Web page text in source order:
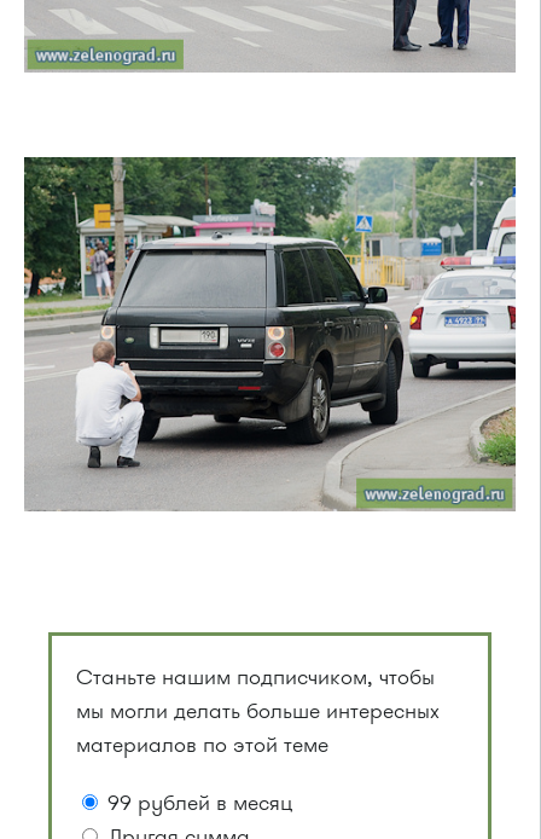
Станьте нашим подписчиком, чтобы
мы могли делать больше интересных
материалов по этой теме
99 рублей в месяц